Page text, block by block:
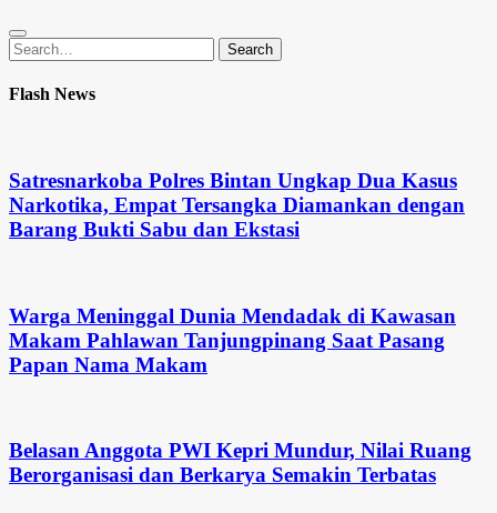
Search
for:
Search
Flash News
Satresnarkoba Polres Bintan Ungkap Dua Kasus
Narkotika, Empat Tersangka Diamankan dengan
Barang Bukti Sabu dan Ekstasi
Warga Meninggal Dunia Mendadak di Kawasan
Makam Pahlawan Tanjungpinang Saat Pasang
Papan Nama Makam
Belasan Anggota PWI Kepri Mundur, Nilai Ruang
Berorganisasi dan Berkarya Semakin Terbatas